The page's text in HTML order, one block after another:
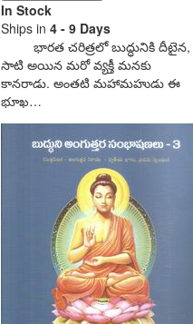
In Stock
Ships in 4 - 9 Days
భారత చరిత్రలో బుద్ధునికి దీటైన,
సాటి అయిన మరో వ్యక్తీ మనకు
కానరాడు. అంతటి మహామహుడు ఈ
భూఖ…